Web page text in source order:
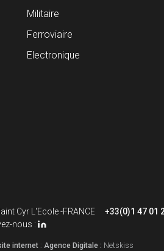
Militaire
Ferroviaire
Electronique
Cyr L'Ecole -FRANCE +33(0)1 47 01
nous :
internet : Agence Digitale : Netskiss